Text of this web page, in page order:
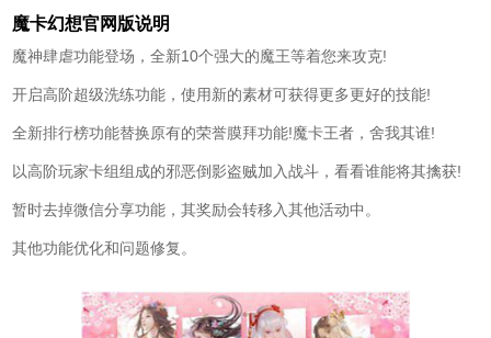
魔卡幻想官网版说明
魔神肆虐功能登场，全新10个强大的魔王等着您来攻克!
开启高阶超级洗练功能，使用新的素材可获得更多更好的技能!
全新排行榜功能替换原有的荣誉膜拜功能!魔卡王者，舍我其谁!
以高阶玩家卡组组成的邪恶倒影盗贼加入战斗，看看谁能将其擒获!
暂时去掉微信分享功能，其奖励会转移入其他活动中。
其他功能优化和问题修复。